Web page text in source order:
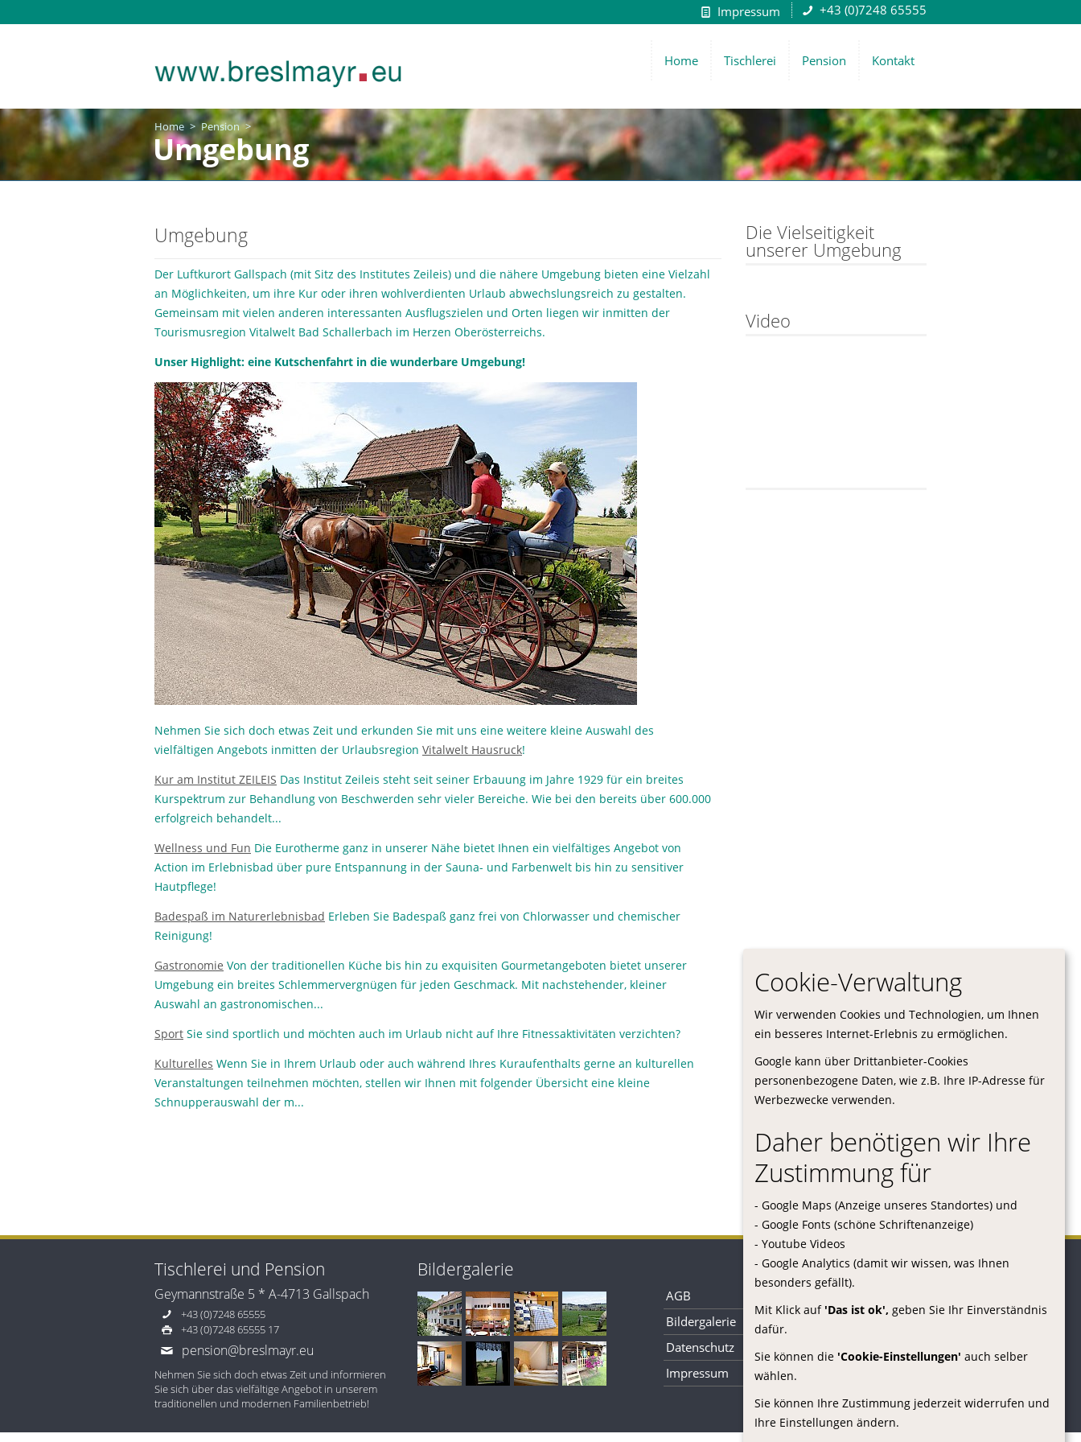
+43 (0)7248 65555
Impressum
Home Tischlerei Pension Kontakt
Home > Pension >
Umgebung
Umgebung
Der Luftkurort Gallspach (mit Sitz des Institutes Zeileis) und die nähere Umgebung bieten eine Vielzahl
an Möglichkeiten, um ihre Kur oder ihren wohlverdienten Urlaub abwechslungsreich zu gestalten.
Gemeinsam mit vielen anderen interessanten Ausflugszielen und Orten liegen wir inmitten der
Tourismusregion Vitalwelt Bad Schallerbach im Herzen Oberösterreichs.
Unser Highlight: eine Kutschenfahrt in die wunderbare Umgebung!
Nehmen Sie sich doch etwas Zeit und erkunden Sie mit uns eine weitere kleine Auswahl des
vielfältigen Angebots inmitten der Urlaubsregion Vitalwelt Hausruck!
Kur am Institut ZEILEIS Das Institut Zeileis steht seit seiner Erbauung im Jahre 1929 für ein breites
Kurspektrum zur Behandlung von Beschwerden sehr vieler Bereiche. Wie bei den bereits über 600.000
erfolgreich behandelt...
Wellness und Fun Die Eurotherme ganz in unserer Nähe bietet Ihnen ein vielfältiges Angebot von
Action im Erlebnisbad über pure Entspannung in der Sauna- und Farbenwelt bis hin zu sensitiver
Hautpflege!
Badespaß im Naturerlebnisbad Erleben Sie Badespaß ganz frei von Chlorwasser und chemischer
Reinigung!
Gastronomie Von der traditionellen Küche bis hin zu exquisiten Gourmetangeboten bietet unserer
Umgebung ein breites Schlemmervergnügen für jeden Geschmack. Mit nachstehender, kleiner
Auswahl an gastronomischen...
Sport Sie sind sportlich und möchten auch im Urlaub nicht auf Ihre Fitnessaktivitäten verzichten?
Kulturelles Wenn Sie in Ihrem Urlaub oder auch während Ihres Kuraufenthalts gerne an kulturellen
Veranstaltungen teilnehmen möchten, stellen wir Ihnen mit folgender Übersicht eine kleine
Schnupperauswahl der m...
Die Vielseitigkeit
unserer Umgebung
Video
Tischlerei und Pension
Geymannstraße 5 * A-4713 Gallspach
+43 (0)7248 65555
+43 (0)7248 65555 17
pension@breslmayr.eu
Nehmen Sie sich doch etwas Zeit und informieren
Sie sich über das vielfältige Angebot in unserem
traditionellen und modernen Familienbetrieb!
Bildergalerie
AGB
Bildergalerie
Datenschutz
Impressum
Cookie-Verwaltung
Wir verwenden Cookies und Technologien, um Ihnen
ein besseres Internet-Erlebnis zu ermöglichen.
Google kann über Drittanbieter-Cookies
personenbezogene Daten, wie z.B. Ihre IP-Adresse für
Werbezwecke verwenden.
Daher benötigen wir Ihre
Zustimmung für
- Google Maps (Anzeige unseres Standortes) und
- Google Fonts (schöne Schriftenanzeige)
- Youtube Videos
- Google Analytics (damit wir wissen, was Ihnen
besonders gefällt).
Mit Klick auf 'Das ist ok', geben Sie Ihr Einverständnis
dafür.
Sie können die 'Cookie-Einstellungen' auch selber
wählen.
Sie können Ihre Zustimmung jederzeit widerrufen und
Ihre Einstellungen ändern.